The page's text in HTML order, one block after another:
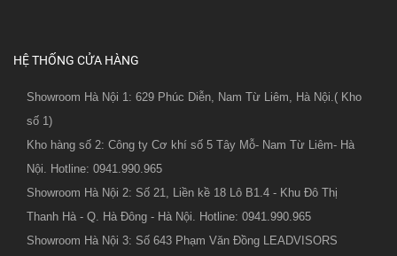
HỆ THỐNG CỬA HÀNG
Showroom Hà Nội 1: 629 Phúc Diễn, Nam Từ Liêm, Hà Nội.( Kho
số 1)
Kho hàng số 2: Công ty Cơ khí số 5 Tây Mỗ- Nam Từ Liêm- Hà
Nội. Hotline: 0941.990.965
Showroom Hà Nội 2: Số 21, Liền kề 18 Lô B1.4 - Khu Đô Thị
Thanh Hà - Q. Hà Đông - Hà Nội. Hotline: 0941.990.965
Showroom Hà Nội 3: Số 643 Phạm Văn Đồng LEADVISORS